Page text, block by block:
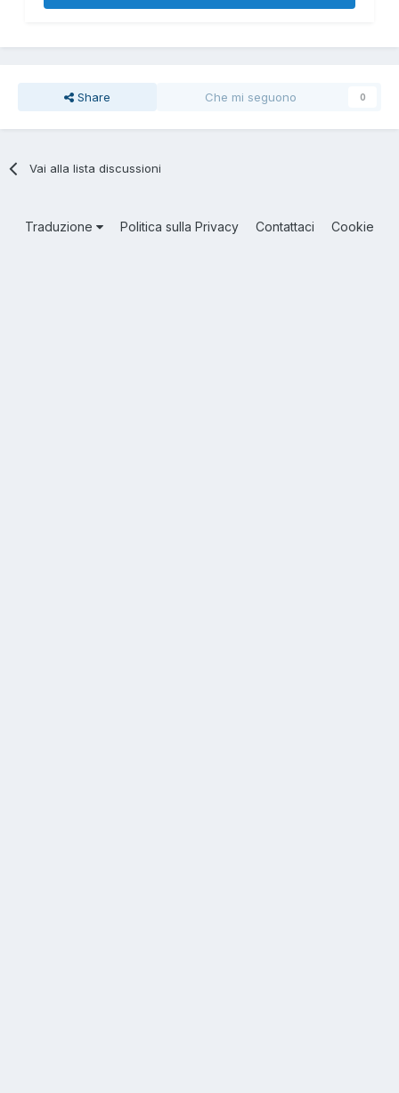
Share Che mi seguono 0
Vai alla lista discussioni
Traduzione Politica sulla Privacy Contattaci Cookie